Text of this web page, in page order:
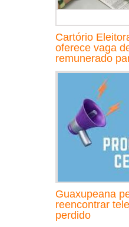
Cartório
oferece vaga
remunerado
Guaxupeana
reencontrar
perdido